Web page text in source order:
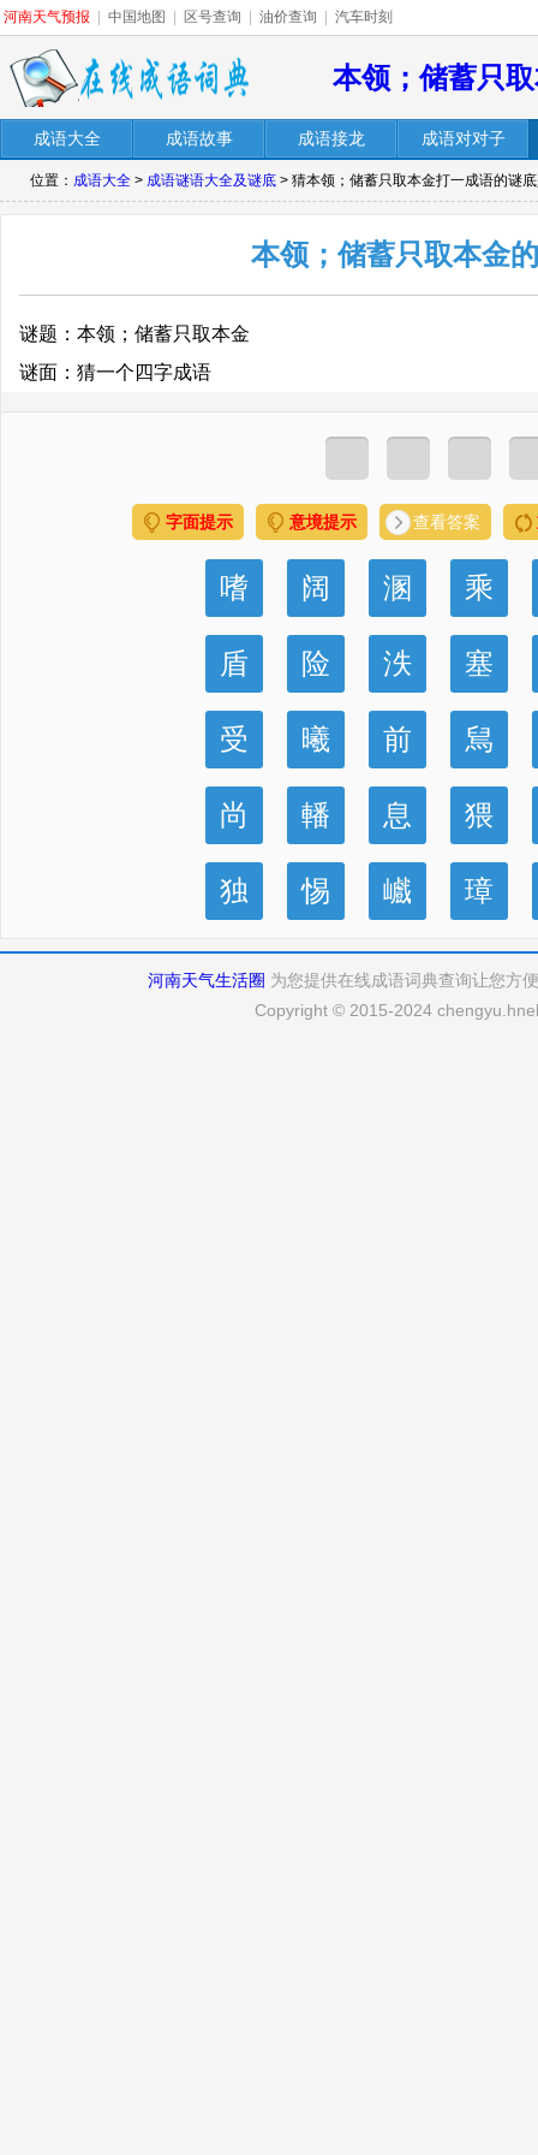
河南天气预报 中国地图 区号查询 油价查询 汽车时刻
本领；储蓄只
成语大全 成语故事 成语接龙 成语对对子
位置： 成语大全 > 成语谜语大全及谜底 > 猜本领；储蓄只取本金打一成语的谜
本领；储蓄只取本金
谜题：本领；储蓄只取本金
谜面：猜一个四字成语
字面提示 意境提示 查看答案
嗜 阔 溷 乘
盾 险 泆 塞
受 曦 前 舃
尚 轓 息 猥
独 惕 巇 璋
河南天气生活圈 为您提供在线成语词典查询让您方
Copyright © 2015-2024